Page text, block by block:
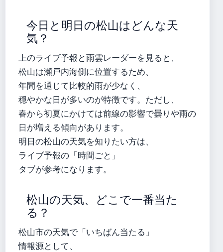
今日と明日の松山はどんな天
気？
上のライブ予報と雨雲レーダーを見ると、
松山は瀬戸内海側に位置するため、
年間を通じて比較的雨が少なく、
穏やかな日が多いのが特徴です。ただし、
春から初夏にかけては前線の影響で曇りや雨の
日が増える傾向があります。
明日の松山の天気を知りたい方は、
ライブ予報の「時間ごと」
タブが参考になります。
松山の天気、どこで一番当た
る？
松山市の天気で「いちばん当たる」
情報源として、